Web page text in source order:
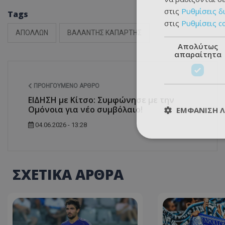
Tags
ΑΠΟΛΛΩΝ ΒΑΛΑΝΤΗΣ ΚΑΠΑΡΤΗΣ
ΠΡΟΗΓΟΎΜΕΝΟ ΆΡΘΡΟ
ΕΙΔΗΣΗ με Κίτσο: Συμφώνησε με την
Ομόνοια για νέο συμβόλαιο!
04.06.2026 - 13:28
ΣΧΕΤΙΚΑ ΑΡΘΡΑ
στις Ρυθμίσεις
στις Ρυθμίσεις
Απολύτως
απαραίτητα
ΕΜΦΆΝΙΣΗ